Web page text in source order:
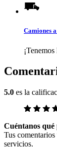
Camiones
5.0 es la
Cuéntanos qué
Tus
servicios.